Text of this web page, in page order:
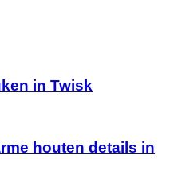
in Twisk
houten details in